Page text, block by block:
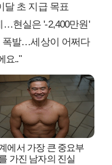
초 지급 목표
…현실은 '-2,400만원'
폭발…세상이 어쩌다
요.."
에서 가장 큰 중요부
가진 남자의 진실